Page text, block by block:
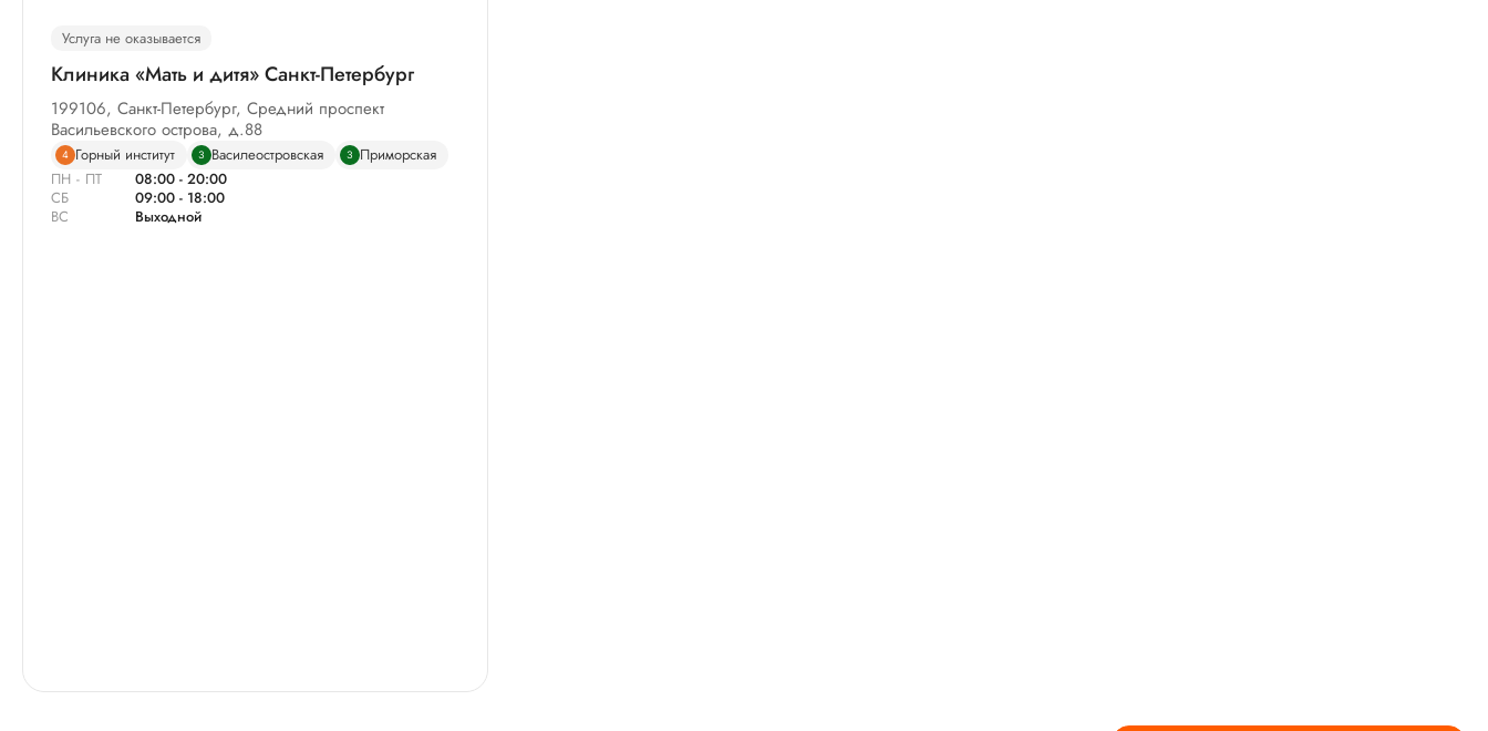
Услуга не оказывается
Клиника «Мать и дитя» Санкт-Петербург
199106, Санкт-Петербург, Средний проспект
Васильевского острова, д.88
4 Горный институт 3 Василеостровская 3
Приморская
ПН - ПТ
08:00 - 20:00
СБ
09:00 - 18:00
ВС
Выходной